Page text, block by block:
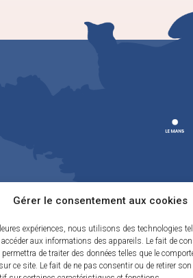
Gérer le consentement aux cookies
expériences, nous utilisons des technologies
aux informations des appareils. Le fait de
de traiter des données telles que le
ce site. Le fait de ne pas consentir ou de retirer